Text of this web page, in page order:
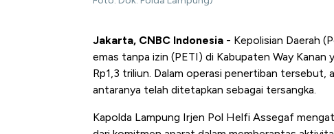
Jakarta, CNBC Indonesia - Kepolisian Daerah
emas tanpa izin (PETI) di Kabupaten Way Kanan
Rp1,3 triliun. Dalam operasi penertiban tersebut,
antaranya telah ditetapkan sebagai tersangka.
Kapolda Lampung Irjen Pol Helfi Assegaf